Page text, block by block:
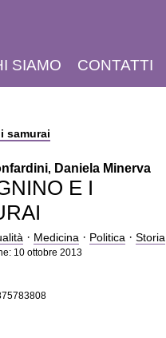
SIAMO CONTATTI
samurai
, Daniela Minerva
E I
· Medicina · Politica · Storia
10 ottobre 2013